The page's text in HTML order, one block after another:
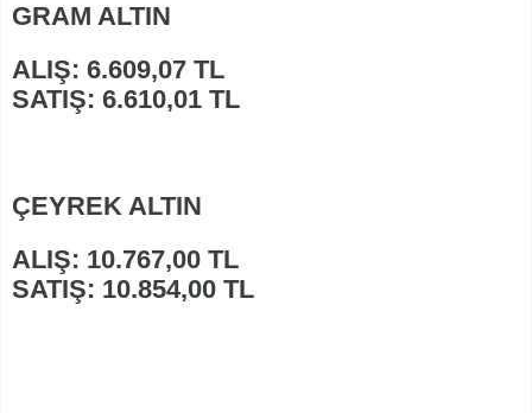
GRAM ALTIN
ALIŞ: 6.609,07 TL
SATIŞ: 6.610,01 TL
ÇEYREK ALTIN
ALIŞ: 10.767,00 TL
SATIŞ: 10.854,00 TL